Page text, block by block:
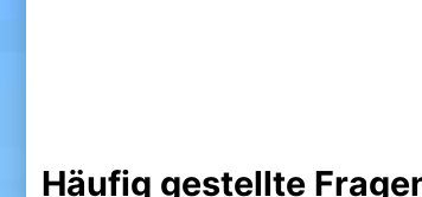
Häufig gestellte